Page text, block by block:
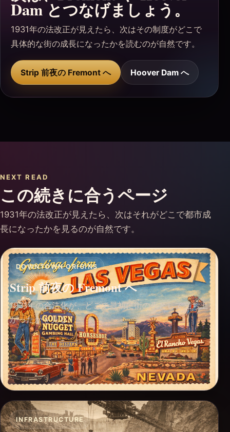
Dam とつなげましょう。
1931年の法改正が見えたら、次はその制度がどこで
具体的な街の成長になったかを読むのが自然です。
Strip 前夜の Fremont へ Hoover Dam へ
NEXT READ
この続きに合うページ
1931年の法改正が見えたら、次はそれがどこで都市成
長になったかを見るのが自然です。
DOWNTOWN ORIGINS
Strip 前夜の Fremont へ
1931年の合法化が、どこで最初に街の夜として立ち上
がったかを見る。
INFRASTRUCTURE